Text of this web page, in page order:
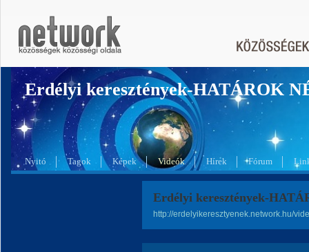
Erdélyi keresztények-HATÁROK
Nyitó Tagok Képek Videók Hírek Fórum
Erdélyi keresztények-
http://erdelyikeresztyenek.network.hu/